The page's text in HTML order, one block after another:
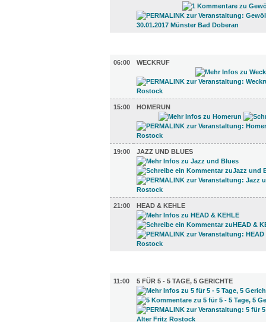
06:00
WECKRUF
15:00 HOMERUN
19:00 JAZZ UND BLUES
21:00 HEAD & KEHLE
11:00
5 FÜR 5 - 5 TAGE, 5 GERICHTE